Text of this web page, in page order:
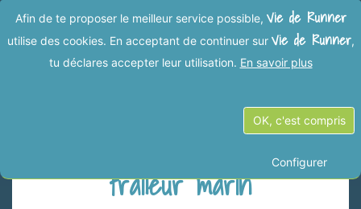
Suivant
Stéphane Brogniart, ultra-
traileur marin
Afin de te proposer le meilleur service possible, Vie de Runner
utilise des cookies. En acceptant de continuer sur Vie de Runner,
tu déclares accepter leur utilisation. En savoir plus
OK, c'est compris
Configurer